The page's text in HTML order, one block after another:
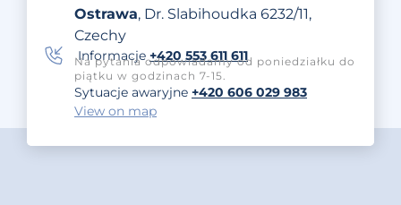
Ostrawa, Dr. Slabihoudka 6232/11,
Czechy
Informacje +420 553 611 611
Na pytania odpowiadamy od poniedziałku do
piątku w godzinach 7-15.
Sytuacje awaryjne +420 606 029 983
View on map